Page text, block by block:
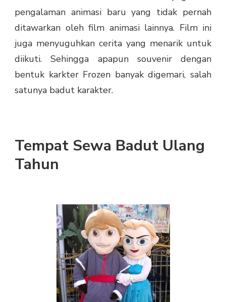
pengalaman animasi baru yang tidak pernah
ditawarkan oleh film animasi lainnya. Film ini
juga menyuguhkan cerita yang menarik untuk
diikuti. Sehingga apapun souvenir dengan
bentuk karkter Frozen banyak digemari, salah
satunya badut karakter.
Tempat Sewa Badut Ulang
Tahun